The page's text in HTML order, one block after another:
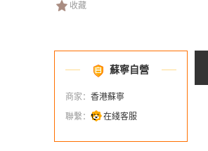
收藏
蘇寧自營
商家： 香港蘇寧
聯繫：
在綫客服